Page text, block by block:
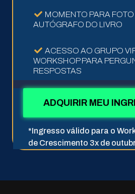
MOMENTO PARA FOTO
AUTÓGRAFO DO LIVRO
ACESSO AO GRUPO
WORKSHOP PARA
RESPOSTAS
ADQUIRIR MEU
*Ingresso válido para o
de Crescimento 3x de